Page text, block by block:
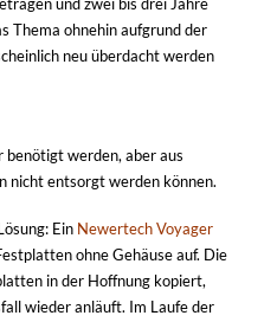
Thema ohnehin aufgrund der
neu überdacht werden
benötigt werden, aber aus
nicht entsorgt werden können.
Ein Newertech Voyager
ohne Gehäuse auf. Die
in der Hoffnung kopiert,
wieder anläuft. Im Laufe der